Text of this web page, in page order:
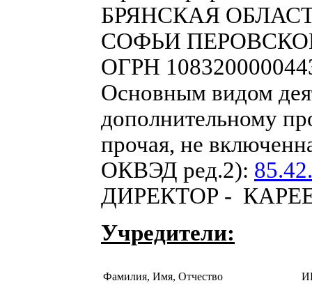
БРЯНСКАЯ
СОФЬИ ПЕРОВСКОЙ,
ОГРН
Основным видом
дополнительному
прочая, не
ОКВЭД ред.2):
ДИРЕКТОР -
Учредители:
Фамилия, Имя, Отчество